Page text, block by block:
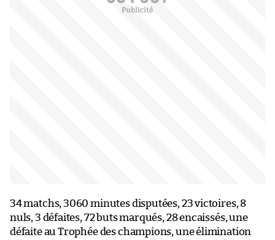
34 matchs, 3060 minutes disputées, 23 victoires, 8
nuls, 3 défaites, 72 buts marqués, 28 encaissés, une
défaite au Trophée des champions, une élimination